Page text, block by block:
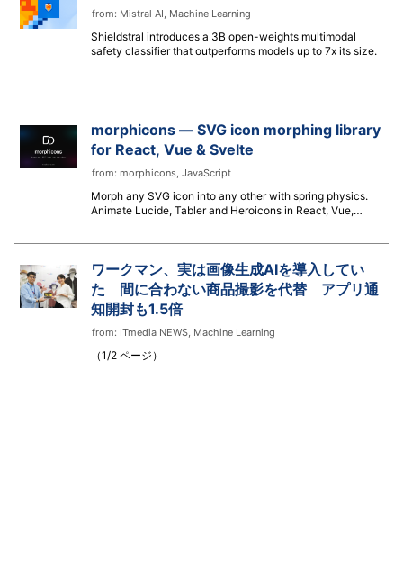
from: Mistral AI, Machine Learning
Shieldstral introduces a 3B open-weights multimodal
safety classifier that outperforms models up to 7x its size.
morphicons — SVG icon morphing library
for React, Vue & Svelte
from: morphicons, JavaScript
Morph any SVG icon into any other with spring physics.
Animate Lucide, Tabler and Heroicons in React, Vue,
ワークマン、実は画像生成AIを導入してい
た 間に合わない商品撮影を代替 アプリ通
知開封も1.5倍
from: ITmedia NEWS, Machine Learning
（1/2 ページ）